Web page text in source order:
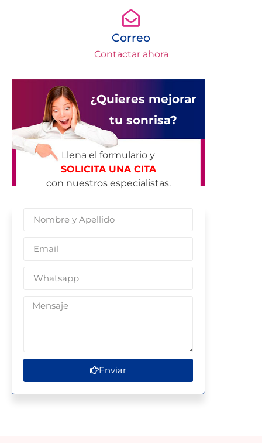
Correo
Contactar ahora
¿Quieres mejorar
tu sonrisa?
Llena el formulario y
SOLICITA UNA CITA
con nuestros especialistas.
Enviar